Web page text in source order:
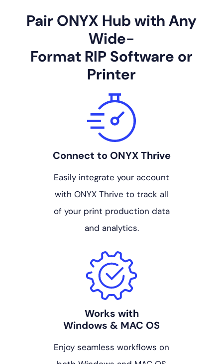
Pair ONYX Hub with Any
Wide-
Format RIP Software or
Printer
Connect to ONYX Thrive
Easily integrate your account
with ONYX Thrive to track all
of your print production data
and analytics.
Works with
Windows & MAC OS
Enjoy seamless workflows on